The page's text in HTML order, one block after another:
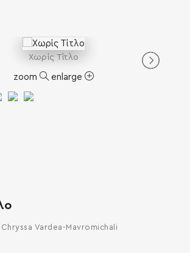
Χωρίς Τίτλο
zoom enlarge
Chryssa Vardea-Mavromichali